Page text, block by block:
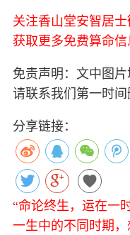
关注香山堂安智居士
获取更多免费算命信
免责声明：文中图
请联系我们第一时间
分享链接：
“命论终生，运在一
一生中的不同时期